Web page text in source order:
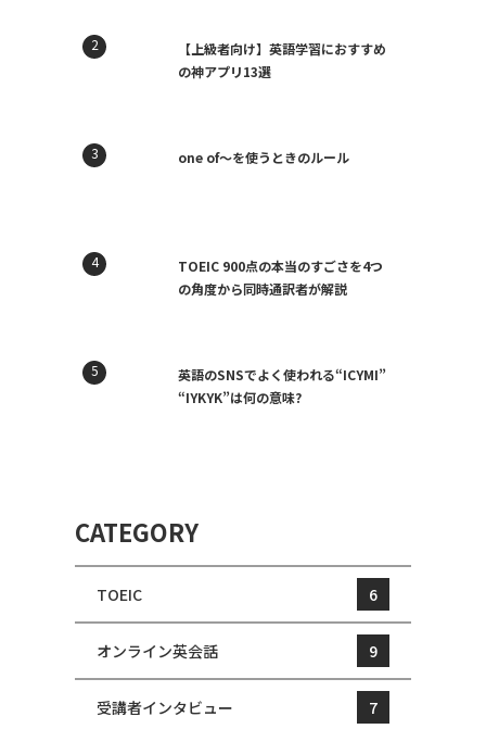
【上級者向け】英語学習におすすめ
の神アプリ13選
one of〜を使うときのルール
TOEIC 900点の本当のすごさを4つ
の角度から同時通訳者が解説
英語のSNSでよく使われる“ICYMI”
“IYKYK”は何の意味?
CATEGORY
TOEIC 6
オンライン英会話 9
受講者インタビュー 7